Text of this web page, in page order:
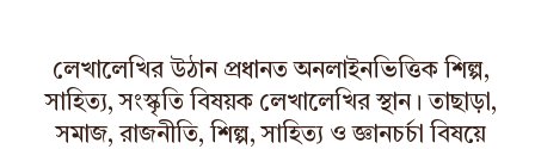
লেখালেখির উঠান প্রধানত অনলাইনভিত্তিক শিল্প,
সাহিত্য, সংস্কৃতি বিষয়ক লেখালেখির স্থান। তাছাড়া,
সমাজ, রাজনীতি, শিল্প, সাহিত্য ও জ্ঞানচর্চা বিষয়ে